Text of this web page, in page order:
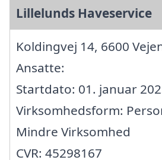
Lillelunds Haveservice
Koldingvej 14, 6600
Ansatte:
Startdato: 01. januar
Virksomhedsform:
Mindre Virksomhed
CVR: 45298167